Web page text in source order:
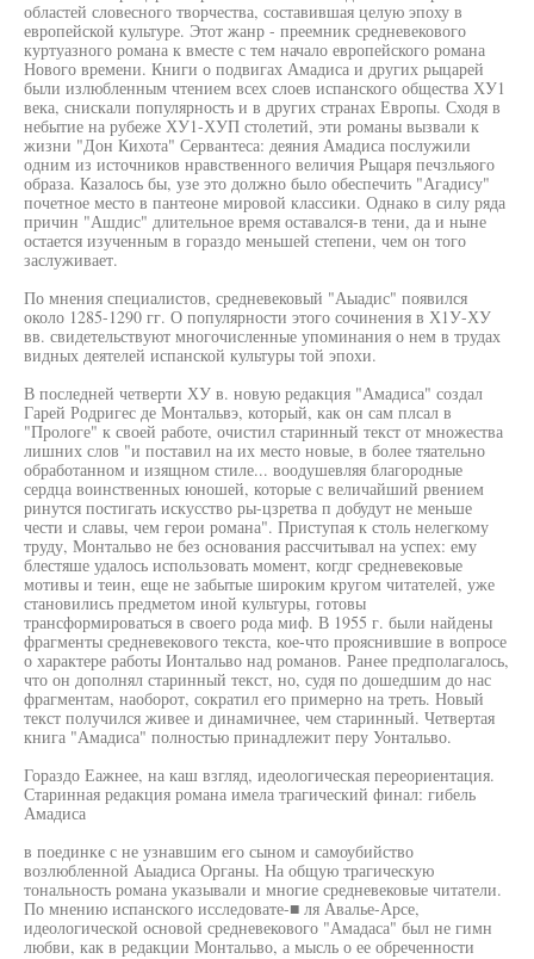
областей словесного творчества, составившая целую эпоху в
европейской культуре. Этот жанр - преемник средневекового
куртуазного романа к вместе с тем начало европейского романа
Нового времени. Книги о подвигах Амадиса и других рыцарей
были излюбленным чтением всех слоев испанского общества ХУ1
века, снискали популярность и в других странах Европы. Сходя в
небытие на рубеже ХУ1-ХУП столетий, эти романы вызвали к
жизни "Дон Кихота" Сервантеса: деяния Амадиса послужили
одним из источников нравственного величия Рыцаря печзльяого
образа. Казалось бы, узе это должно было обеспечить "Агадису"
почетное место в пантеоне мировой классики. Однако в силу ряда
причин "Ашдис" длительное время оставался-в тени, да и ныне
остается изученным в гораздо меньшей степени, чем он того
заслуживает.
По мнения специалистов, средневековый "Аыадис" появился
около 1285-1290 гг. О популярности этого сочинения в Х1У-ХУ
вв. свидетельствуют многочисленные упоминания о нем в трудах
видных деятелей испанской культуры той эпохи.
В последней четверти ХУ в. новую редакция "Амадиса" создал
Гарей Родригес де Монтальвэ, который, как он сам плсал в
"Прологе" к своей работе, очистил старинный текст от множества
лишних слов "и поставил на их место новые, в более тяательно
обработанном и изящном стиле... воодушевляя благородные
сердца воинственных юношей, которые с величайший рвением
ринутся постигать искусство ры-цзретва п добудут не меньше
чести и славы, чем герои романа". Приступая к столь нелегкому
труду, Монтальво не без основания рассчитывал на успех: ему
блестяше удалось использовать момент, когдг средневековые
мотивы и теин, еще не забытые широким кругом читателей, уже
становились предметом иной культуры, готовы
трансформироваться в своего рода миф. В 1955 г. были найдены
фрагменты средневекового текста, кое-что прояснившие в вопросе
о характере работы Ионтальво над романов. Ранее предполагалось,
что он дополнял старинный текст, но, судя по дошедшим до нас
фрагментам, наоборот, сократил его примерно на треть. Новый
текст получился живее и динамичнее, чем старинный. Четвертая
книга "Амадиса" полностью принадлежит перу Уонтальво.
Гораздо Еажнее, на каш взгляд, идеологическая переориентация.
Старинная редакция романа имела трагический финал: гибель
Амадиса
в поединке с не узнавшим его сыном и самоубийство
возлюбленной Аыадиса Органы. На общую трагическую
тональность романа указывали и многие средневековые читатели.
По мнению испанского исследовате-■ ля Авалье-Арсе,
идеологической основой средневекового "Амадаса" был не гимн
любви, как в редакции Монтальво, а мысль о ее обреченности